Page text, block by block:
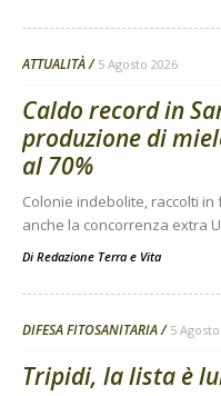
ATTUALITÀ 5 Agosto 2026
Caldo record in
produzione di
al 70%
Colonie indebolite, raccolti
anche la concorrenza extra
Di Redazione Terra e Vita
DIFESA FITOSANITARIA 5
Tripidi, la lista è